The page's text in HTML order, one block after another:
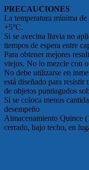
PRECAUCIONES
La temperatura mínima
+5°C.
Si se avecina lluvia no
tiempos de espera entre
Para obtener mejores
viejos. No lo mezcle con
No debe utilizarse en
está diseñado para
de objetos puntiagudos
Si se coloca menos
desempeño
Almacenamiento Quince
cerrado, bajo techo, en